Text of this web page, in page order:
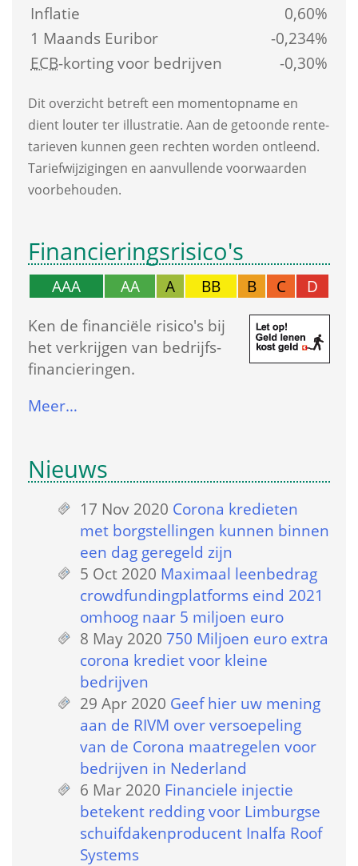
Inflatie
0,60%
1 Maands Euribor
-0,234%
ECB-korting voor bedrijven -0,30%
Dit overzicht betreft een moment­opname en
dient louter ter illustratie. Aan de getoonde rente­
tarieven kunnen geen rechten worden ontleend.
Tarief­wijzigingen en aanvullende voorwaarden
voorbehouden.
Financierings­risico's
AAA AA A BB B C
D
Ken de financiële risico's bij
het verkrijgen van bedrijfs­
financieringen.
Meer…
Nieuws
17 Nov 2020 Corona kredieten
met borgstellingen kunnen binnen
een dag geregeld zijn
5 Oct 2020 Maximaal leenbedrag
crowdfundingplatforms eind 2021
omhoog naar 5 miljoen euro
8 May 2020 750 Miljoen euro extra
corona krediet voor kleine
bedrijven
29 Apr 2020 Geef hier uw mening
aan de RIVM over versoepeling
van de Corona maatregelen voor
bedrijven in Nederland
6 Mar 2020 Financiele injectie
betekent redding voor Limburgse
schuifdakenproducent Inalfa Roof
Systems